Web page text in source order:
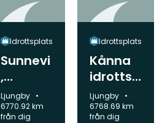
Idrottsplats
Sunnevi
,
idrottsp
lats
Kommun:
Ljungby
6770.92 km
från dig
Idrottsplats
Kånna
idrottsp
lats
Kommun:
Ljungby
6768.69 km
från dig